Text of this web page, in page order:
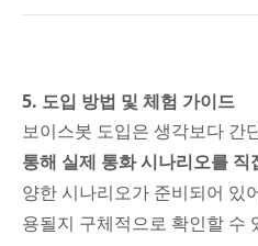
5. 도입 방법 및 체험 가이드
보이스봇 도입은 생각보다 간
통해 실제 통화 시나리오를 직
양한 시나리오가 준비되어 있
용될지 구체적으로 확인할 수